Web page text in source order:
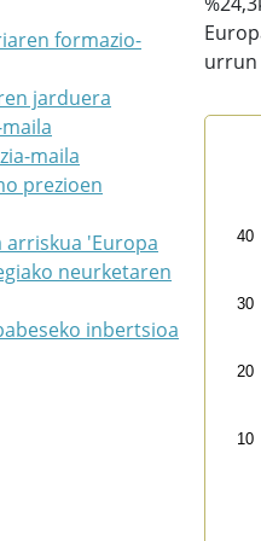
formazio-
jarduera
maila
prezioen
arriskua 'Europa
neurketaren
inbertsioa
urrun
10
20
30
40